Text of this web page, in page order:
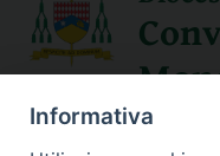
SEGUICI SU
Informativa